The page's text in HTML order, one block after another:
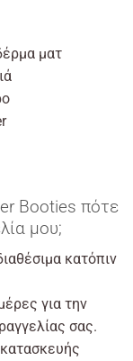
ματ
Booties πότε
μου;
κατόπιν
για την
σας.